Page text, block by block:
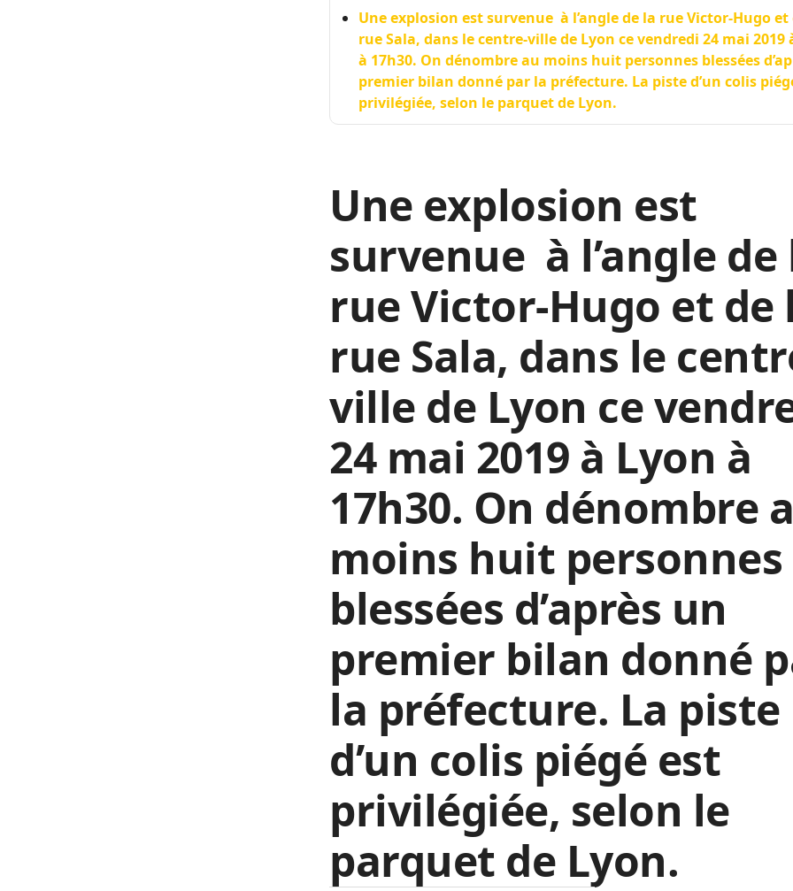
Une explosion est survenue à l’angle de la rue Victor-Hugo et
rue Sala, dans le centre-ville de Lyon ce vendredi 24 mai 2019
à 17h30. On dénombre au moins huit personnes blessées
premier bilan donné par la préfecture. La piste d’un colis
privilégiée, selon le parquet de Lyon.
Une explosion est
survenue à l’angle de
rue Victor-Hugo et de
rue Sala, dans le
ville de Lyon ce
24 mai 2019 à Lyon à
17h30. On dénombre
moins huit personnes
blessées d’après un
premier bilan donné
la préfecture. La piste
d’un colis piégé est
privilégiée, selon le
parquet de Lyon.